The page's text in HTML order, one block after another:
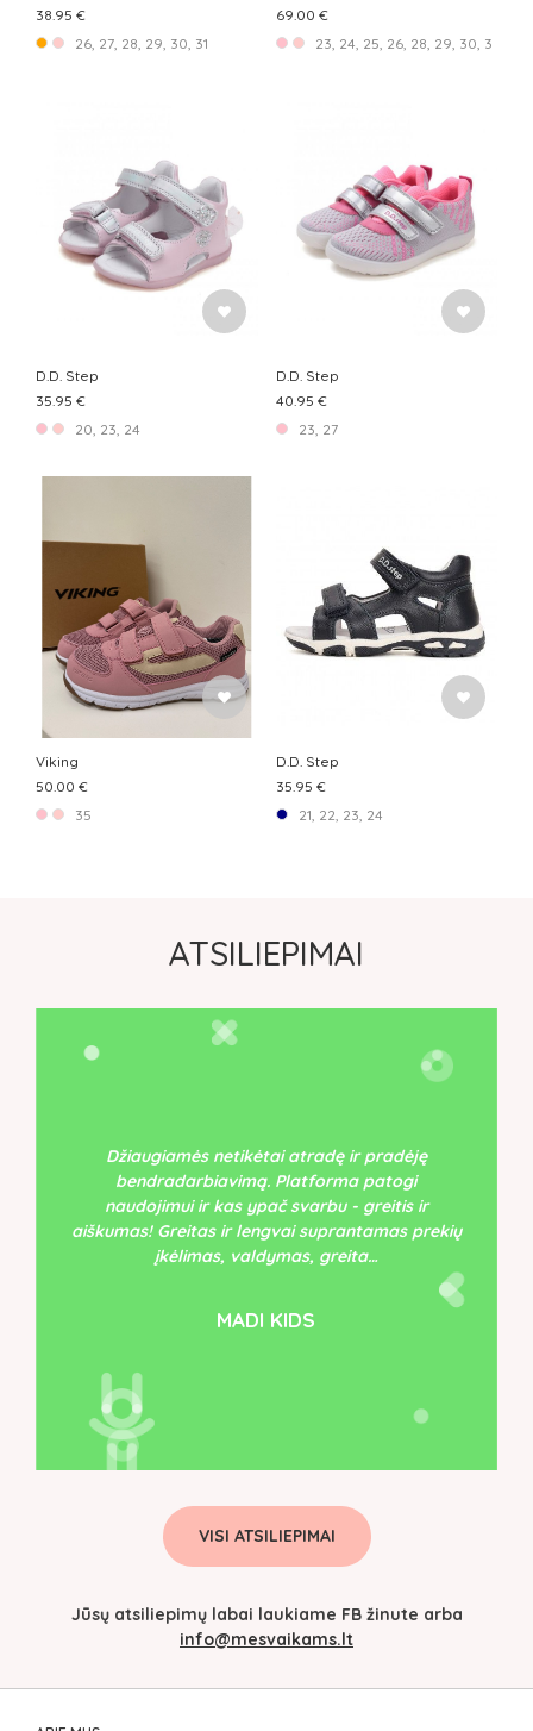
38.95 €
26, 27, 28, 29, 30, 31
69.00 €
23, 24, 25, 26, 28, 29, 30, 33
D.D. Step
35.95 €
20, 23, 24
D.D. Step
40.95 €
23, 27
Viking
50.00 €
35
D.D. Step
35.95 €
21, 22, 23, 24
ATSILIEPIMAI
Džiaugiamės netikėtai atradę ir pradėję
bendradarbiavimą. Platforma patogi
naudojimui ir kas ypač svarbu - greitis ir
aiškumas! Greitas ir lengvai suprantamas prekių
įkėlimas, valdymas, greita…
MADI KIDS
VISI ATSILIEPIMAI
Jūsų atsiliepimų labai laukiame FB žinute arba
info@mesvaikams.lt